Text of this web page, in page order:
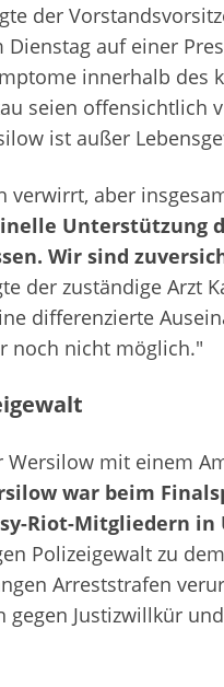
der
Dienstag auf einer
innerhalb des
seien offensichtlich
ist außer
verwirrt, aber
Unterstützung
Wir sind
der zuständige Arzt
differenzierte
noch nicht möglich."
Wersilow mit einem
war beim
Riot-Mitgliedern
Polizeigewalt zu
Arreststrafen
gegen Justizwillkür